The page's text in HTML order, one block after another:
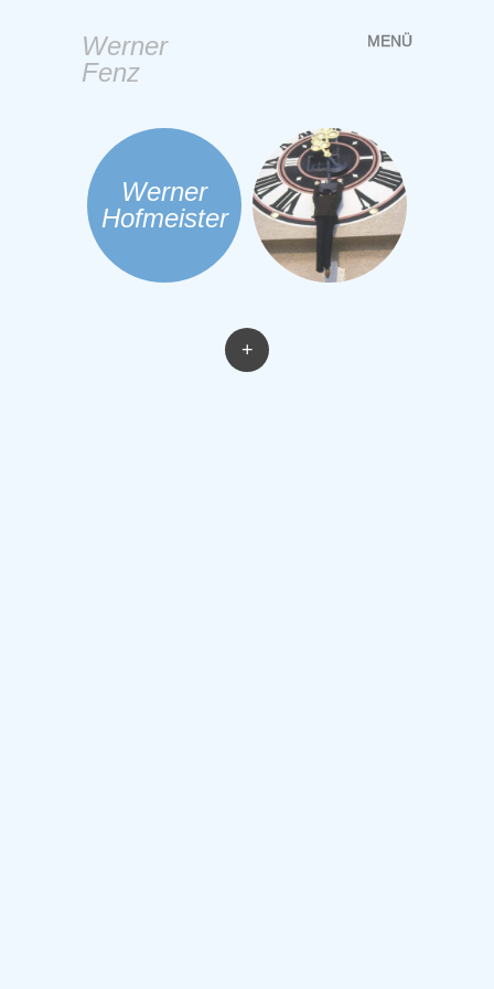
Werner
Fenz
MENÜ
Springe
zum
Werner
Hofmeister
+